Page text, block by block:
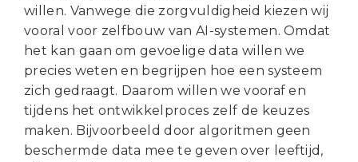
willen. Vanwege die zorgvuldigheid kiezen wij
vooral voor zelfbouw van AI-systemen. Omdat
het kan gaan om gevoelige data willen we
precies weten en begrijpen hoe een systeem
zich gedraagt. Daarom willen we vooraf en
tijdens het ontwikkelproces zelf de keuzes
maken. Bijvoorbeeld door algoritmen geen
beschermde data mee te geven over leeftijd,